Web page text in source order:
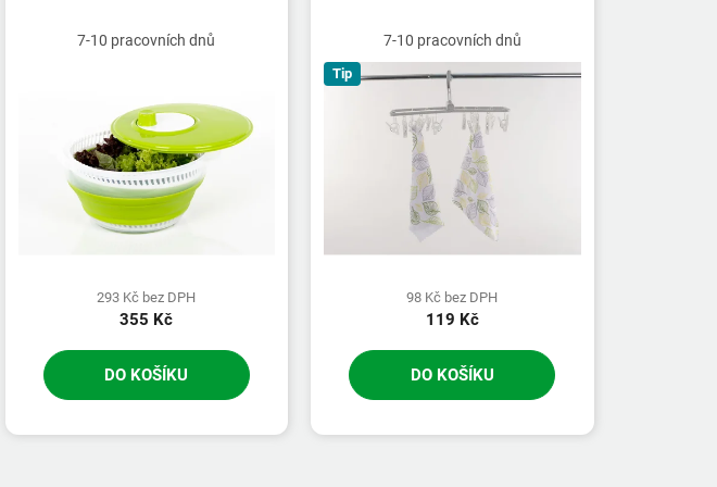
7-10 pracovních dnů
293 Kč bez DPH
355 Kč
DO KOŠÍKU
7-10 pracovních dnů
Tip
98 Kč bez DPH
119 Kč
DO KOŠÍKU